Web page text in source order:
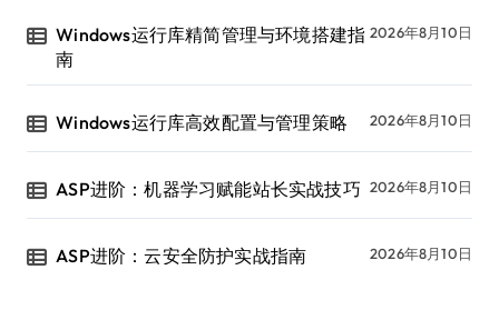
Windows运行库精简管理与环境搭建指
南
2026年8月10日
Windows运行库高效配置与管理策略 2026年8月10日
ASP进阶：机器学习赋能站长实战技巧 2026年8月10日
ASP进阶：云安全防护实战指南 2026年8月10日